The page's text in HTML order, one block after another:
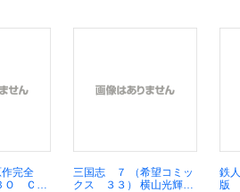
完全
Ｏ ＣＯ
三国志 ７ （希望コミッ
クス ３３） 横山光輝／
鉄
版